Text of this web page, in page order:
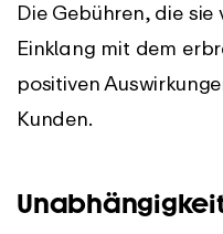
Die Gebühren, die
Einklang mit dem
positiven
Kunden.